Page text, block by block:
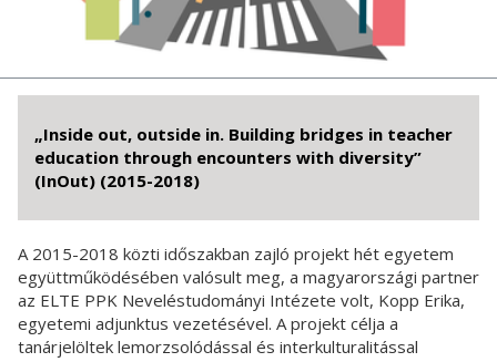
„Inside out, outside in. Building bridges in teacher
education through encounters with diversity”
(InOut) (2015-2018)
A 2015-2018 közti időszakban zajló projekt hét egyetem
együttműködésében valósult meg, a magyarországi partner
az ELTE PPK Neveléstudományi Intézete volt, Kopp Erika,
egyetemi adjunktus vezetésével. A projekt célja a
tanárjelöltek lemorzsolódással és interkulturalitással